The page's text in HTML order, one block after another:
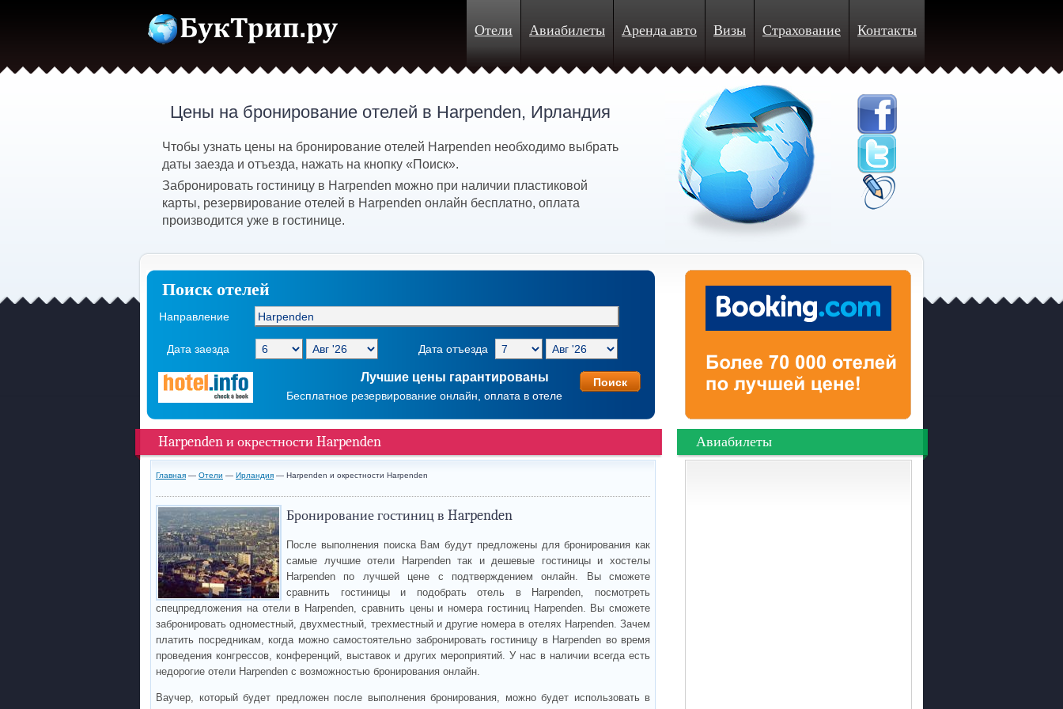
Отели Авиабилеты Аренда авто Визы Страхование Контакты
Цены на бронирование отелей в Harpenden, Ирландия
Чтобы узнать цены на бронирование отелей Harpenden необходимо выбрать
даты заезда и отъезда, нажать на кнопку «Поиск».
Забронировать гостиницу в Harpenden можно при наличии пластиковой
карты, резервирование отелей в Harpenden онлайн бесплатно, оплата
производится уже в гостинице.
Поиск отелей
Направление
Дата заезда Дата отъезда
Лучшие цены гарантированы
Бесплатное резервирование онлайн, оплата в отеле
Harpenden и окрестности Harpenden
Главная — Отели — Ирландия — Harpenden и окрестности Harpenden
Бронирование гостиниц в Harpenden
После выполнения поиска Вам будут предложены для бронирования как
самые лучшие отели Harpenden так и дешевые гостиницы и хостелы
Harpenden по лучшей цене с подтверждением онлайн. Вы сможете
сравнить гостиницы и подобрать отель в Harpenden, посмотреть
спецпредложения на отели в Harpenden, сравнить цены и номера гостиниц Harpenden. Вы сможете
забронировать одноместный, двухместный, трехместный и другие номера в отелях Harpenden. Зачем
платить посредникам, когда можно самостоятельно забронировать гостиницу в Harpenden во время
проведения конгрессов, конференций, выставок и других мероприятий. У нас в наличии всегда есть
недорогие отели Harpenden с возможностью бронирования онлайн.
Ваучер, который будет предложен после выполнения бронирования, можно будет использовать в
Авиабилеты